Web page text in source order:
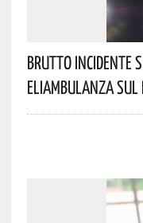
Brutto Incidente
Eliambulanza Sul